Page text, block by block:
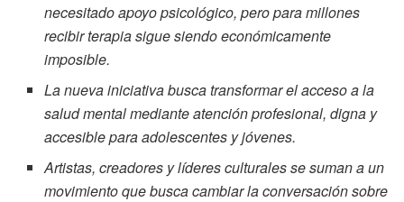
necesitado apoyo psicológico, pero para millones
recibir terapia sigue siendo económicamente
imposible.
La nueva iniciativa busca transformar el acceso a la
salud mental mediante atención profesional, digna y
accesible para adolescentes y jóvenes.
Artistas, creadores y líderes culturales se suman a un
movimiento que busca cambiar la conversaciónsobre